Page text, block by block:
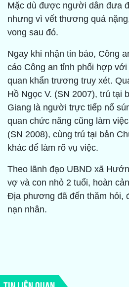
Mặc dù được người dân đưa
nhưng vì vết thương quá
vong sau đó.
Ngay khi nhận tin báo, Công
cáo Công an tỉnh phối hợp
quan khẩn trương truy xét.
Hồ Ngọc V. (SN 2007), trú tại
Giang là người trực tiếp nổ
quan chức năng cũng làm
(SN 2008), cùng trú tại bản
khác để làm rõ vụ việc.
Theo lãnh đạo UBND xã
vợ và con nhỏ 2 tuổi, hoàn
Địa phương đã đến thăm hỏi,
nạn nhân.